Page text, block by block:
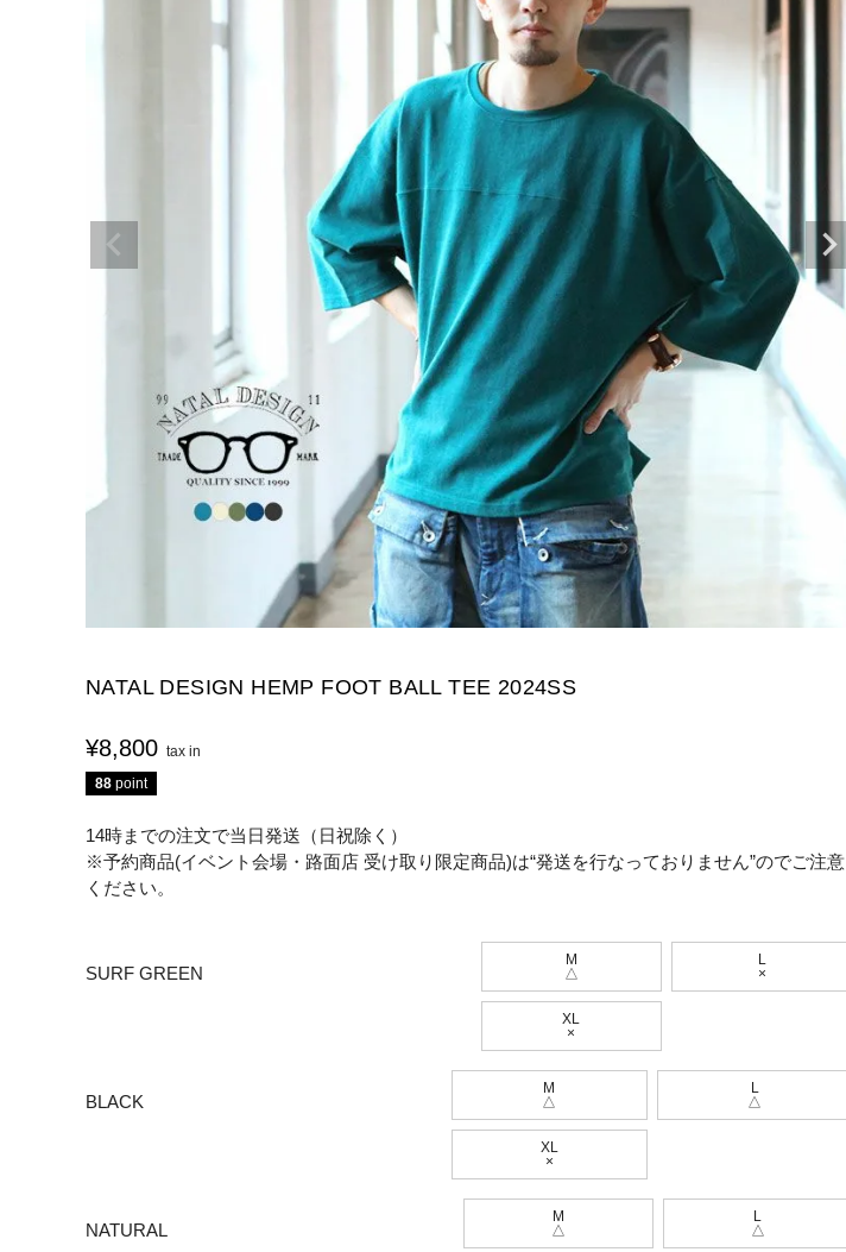
NATAL DESIGN HEMP FOOT BALL TEE 2024SS
¥8,800
88 point
14時までの注文で当日発送（日祝除く）
※予約商品(イベント会場・路面店 受け取り限定商品)は“発送を行なっておりません”のでご注意
ください。
SURF GREEN
M
△
L
×
XL
×
BLACK
M
△
L
△
XL
×
NATURAL
M
△
L
△